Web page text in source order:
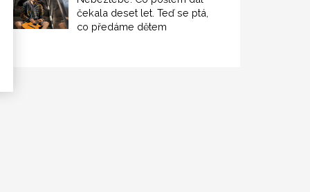
čekala deset let. Teď se ptá,
co předáme dětem